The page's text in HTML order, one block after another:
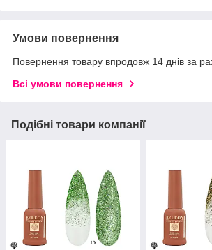
Умови повернення
Повернення товару впродовж 14 днів за
Всі умови повернення
Подібні товари компанії